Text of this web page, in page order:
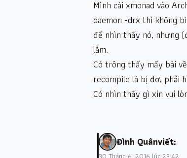
Mình cài xmonad vào
daemon -drx thì không
để nhìn thấy nó, nhưng
lắm.
Có trông thấy mấy bài
recompile là bị đơ, phải
Có nhìn thấy gì xin vui
Đình Quânviết: